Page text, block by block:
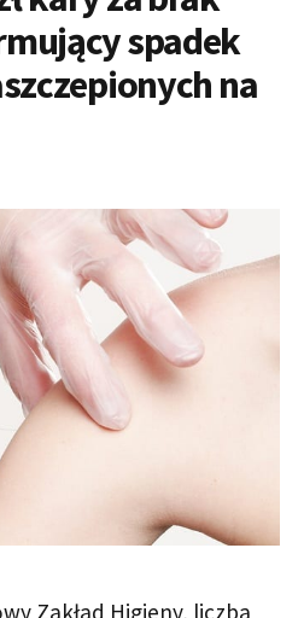
spadek
na
Zakład Higieny, liczba